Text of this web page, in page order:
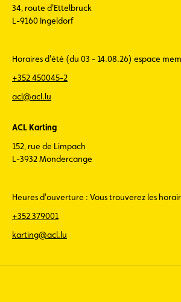
34, route d'Ettelbruck
L-9160 Ingeldorf
Horaires d'été (du 03 - 14.08.26) espace
+352 450045-2
acl@acl.lu
ACL Karting
152, rue de Limpach
L-3932 Mondercange
Heures d'ouverture : Vous trouverez les
+352 379001
karting@acl.lu